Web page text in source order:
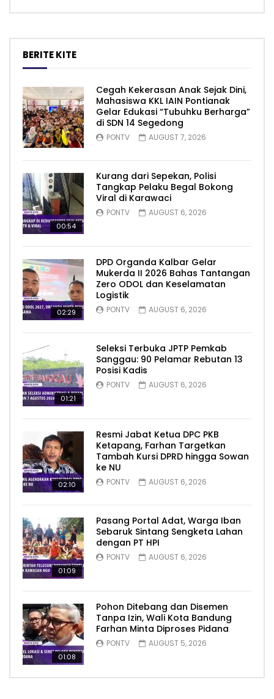
BERITE KITE
Cegah Kekerasan Anak Sejak Dini,
Mahasiswa KKL IAIN Pontianak
Gelar Edukasi “Tubuhku Berharga”
di SDN 14 Segedong
PONTV AUGUST 7, 2026
00:54
Kurang dari Sepekan, Polisi
Tangkap Pelaku Begal Bokong
Viral di Karawaci
PONTV AUGUST 6, 2026
02:29
DPD Organda Kalbar Gelar
Mukerda II 2026 Bahas Tantangan
Zero ODOL dan Keselamatan
Logistik
PONTV AUGUST 6, 2026
01:21
Seleksi Terbuka JPTP Pemkab
Sanggau: 90 Pelamar Rebutan 13
Posisi Kadis
PONTV AUGUST 6, 2026
02:10
Resmi Jabat Ketua DPC PKB
Ketapang, Farhan Targetkan
Tambah Kursi DPRD hingga Sowan
ke NU
PONTV AUGUST 6, 2026
01:09
Pasang Portal Adat, Warga Iban
Sebaruk Sintang Sengketa Lahan
dengan PT HPI
PONTV AUGUST 6, 2026
01:08
Pohon Ditebang dan Disemen
Tanpa Izin, Wali Kota Bandung
Farhan Minta Diproses Pidana
PONTV AUGUST 5, 2026